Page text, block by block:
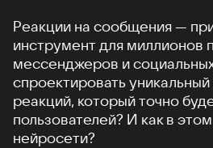
Реакции на сообщения —
инструмент для миллионов
мессенджеров и
спроектировать
реакций, который точно
пользователей? И как в
нейросети?